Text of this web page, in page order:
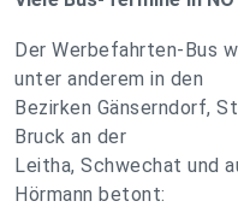
Der Werbefahrten-Bus
unter anderem in den
Bezirken Gänserndorf,
Bruck an der
Leitha, Schwechat und
Hörmann betont: